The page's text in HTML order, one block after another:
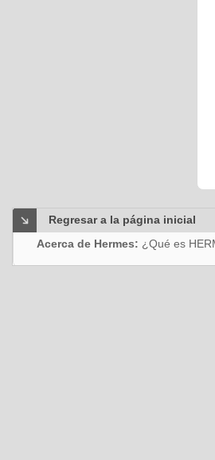
Regresar a la página inicial
Acerca de Hermes: ¿Qué es